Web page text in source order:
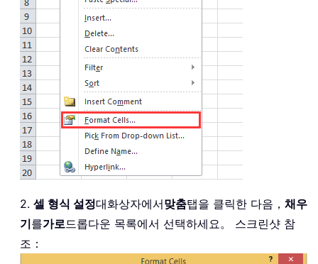
2. 셀 형식 설정대화상자에서맞춤탭을 클릭한 다음， 채우
기를가로드롭다운 목록에서 선택하세요。 스크린샷 참
조：